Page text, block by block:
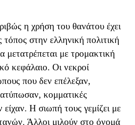
η χρήση του θανάτου έχει
τόπος στην ελληνική πολιτική
μετατρέπεται με τρομακτική
κεφάλαιο. Οι νεκροί
που δεν επέλεξαν,
κομματικές
είχαν. Η σιωπή τους γεμίζει με
Άλλοι μιλούν στο όνομά